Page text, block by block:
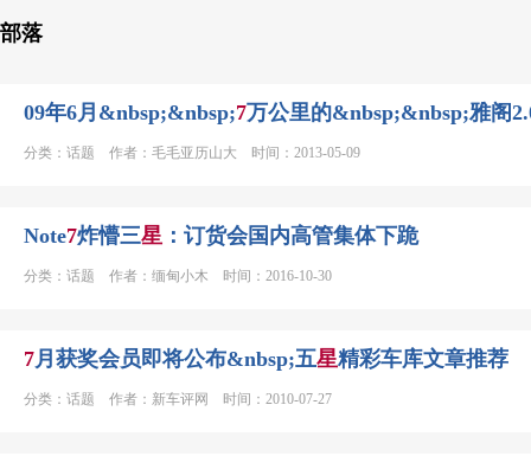
部落
09年6月&nbsp;&nbsp;7万公里的&nbsp;&nbsp;雅阁
分类：话题 作者：毛毛亚历山大 时间：2013-05-09
Note7炸懵三星 ：订货会国内高管集体下跪
分类：话题 作者：缅甸小木 时间：2016-10-30
7月获奖会员即将公布&nbsp;五星精彩车库文章推荐
分类：话题 作者：新车评网 时间：2010-07-27